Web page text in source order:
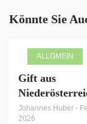
Könnte Sie
ALLGMEIN
Gift aus
Johannes Huber -
2026